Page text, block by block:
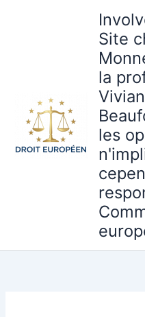
Site
la
les